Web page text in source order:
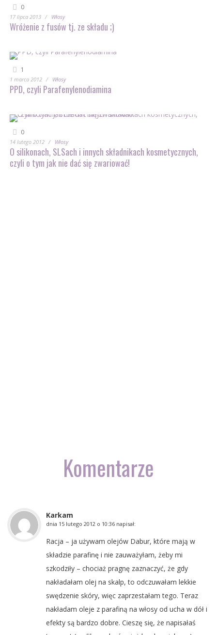
0
17 lipca 2013 Włosy
Wróżenie z fusów tj. ze składu ;)
1
1 marca 2012 Włosy
PPD, czyli Parafenylenodiamina
0
14 lutego 2012 Włosy
O silikonach, SLSach i innych składnikach kosmetycznych,
czyli o tym jak nie dać się zwariować!
Komentarze
Karkam
dnia 15 lutego 2012 o 10:36 napisał:
Racja – ja używam olejów Dabur, które mają w
składzie parafinę i nie zauważyłam, żeby mi
szkodziły – chociaż pragnę zaznaczyć, że gdy
nakładałam olej na skalp, to odczuwałam lekkie
swędzenie skóry, więc zaprzestałam tego. Teraz
nakładam oleje z parafiną na włosy od ucha w dół i
efekty są bardzo dobre. Cieszę się, że napisałaś